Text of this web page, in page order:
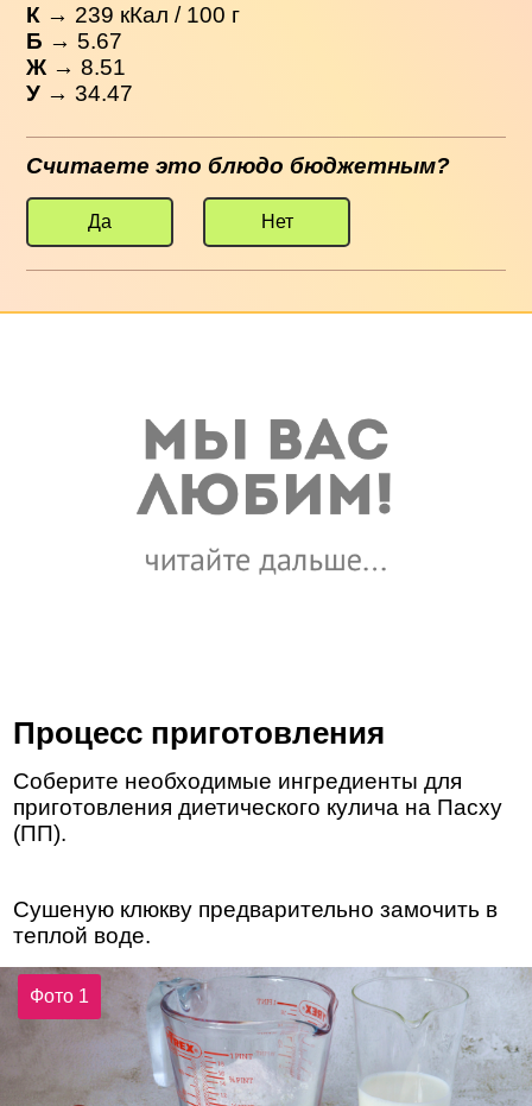
К → 239 кКал / 100 г
Б → 5.67
Ж → 8.51
У → 34.47
Считаете это блюдо бюджетным?
Да Нет
Процесс приготовления
Соберите необходимые ингредиенты для
приготовления диетического кулича на Пасху
(ПП).
Сушеную клюкву предварительно замочить в
теплой воде.
Фото 1